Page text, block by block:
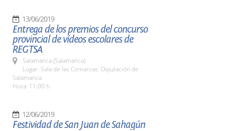
13/06/2019
Entrega de los premios del concurso
provincial de vídeos escolares de
REGTSA
Salamanca (Salamanca)
Lugar: Sala de las Comarcas. Diputación de
Salamanca
Hora: 11:00 h.
12/06/2019
Festividad de San Juan de Sahagún